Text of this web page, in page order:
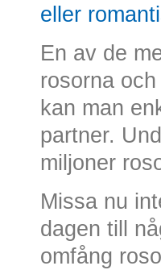
eller
En av de
rosorna
kan man
partner.
miljoner
Missa nu
dagen till
omfång